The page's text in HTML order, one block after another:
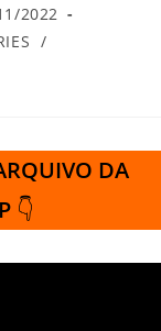
2022
/
DA
👇